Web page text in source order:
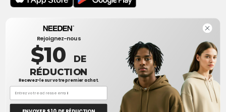
Bureau
One Dundas Street West Suite 2500
Toronto, Ontario, M5G 1Z3
Ceci n'est PAS l'adresse de retour. Pour les retours, voir ici
Bureau
1300 rue Sherbrooke Ouest #400
Montreal, Quebec, H3G 1H9
Rejoignez-nous
$10 DE
RÉDUCTION
Recevez-le sur votre premier achat.